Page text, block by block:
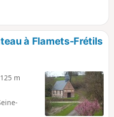
à Flamets-Frétils
m